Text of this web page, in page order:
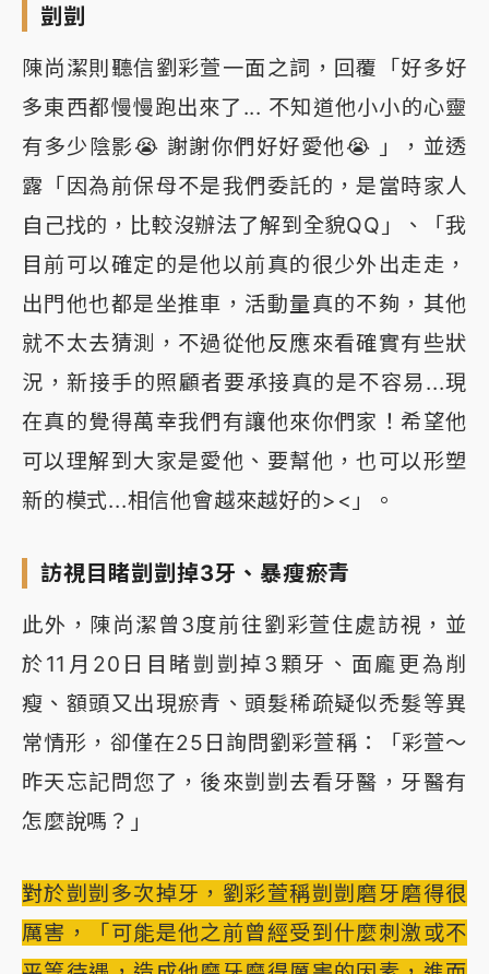
剴剴
陳尚潔則聽信劉彩萱一面之詞，回覆「好多好
多東西都慢慢跑出來了... 不知道他小小的心靈
有多少陰影😭 謝謝你們好好愛他😭 」，並透
露「因為前保母不是我們委託的，是當時家人
自己找的，比較沒辦法了解到全貌QQ」、「我
目前可以確定的是他以前真的很少外出走走，
出門他也都是坐推車，活動量真的不夠，其他
就不太去猜測，不過從他反應來看確實有些狀
況，新接手的照顧者要承接真的是不容易...現
在真的覺得萬幸我們有讓他來你們家！希望他
可以理解到大家是愛他、要幫他，也可以形塑
新的模式...相信他會越來越好的><」。
訪視目睹剴剴掉3牙、暴瘦瘀青
此外，陳尚潔曾3度前往劉彩萱住處訪視，並
於11月20日目睹剴剴掉3顆牙、面龐更為削
瘦、額頭又出現瘀青、頭髮稀疏疑似禿髮等異
常情形，卻僅在25日詢問劉彩萱稱：「彩萱～
昨天忘記問您了，後來剴剴去看牙醫，牙醫有
怎麼說嗎？」
對於剴剴多次掉牙，劉彩萱稱剴剴磨牙磨得很
厲害，「可能是他之前曾經受到什麼刺激或不